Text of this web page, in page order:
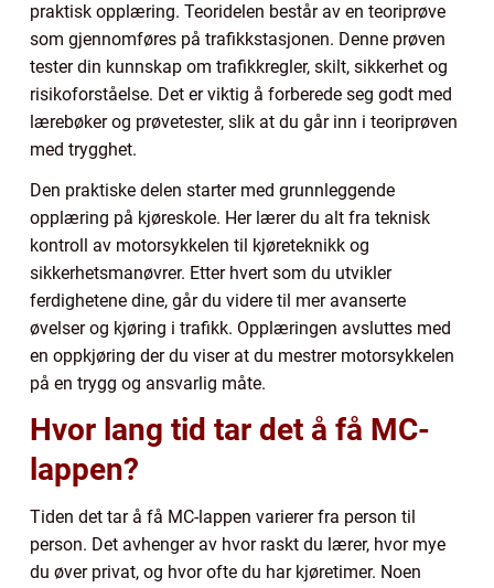
praktisk opplæring. Teoridelen består av en teoriprøve
som gjennomføres på trafikkstasjonen. Denne prøven
tester din kunnskap om trafikkregler, skilt, sikkerhet og
risikoforståelse. Det er viktig å forberede seg godt med
lærebøker og prøvetester, slik at du går inn i teoriprøven
med trygghet.
Den praktiske delen starter med grunnleggende
opplæring på kjøreskole. Her lærer du alt fra teknisk
kontroll av motorsykkelen til kjøreteknikk og
sikkerhetsmanøvrer. Etter hvert som du utvikler
ferdighetene dine, går du videre til mer avanserte
øvelser og kjøring i trafikk. Opplæringen avsluttes med
en oppkjøring der du viser at du mestrer motorsykkelen
på en trygg og ansvarlig måte.
Hvor lang tid tar det å få MC-
lappen?
Tiden det tar å få MC-lappen varierer fra person til
person. Det avhenger av hvor raskt du lærer, hvor mye
du øver privat, og hvor ofte du har kjøretimer. Noen